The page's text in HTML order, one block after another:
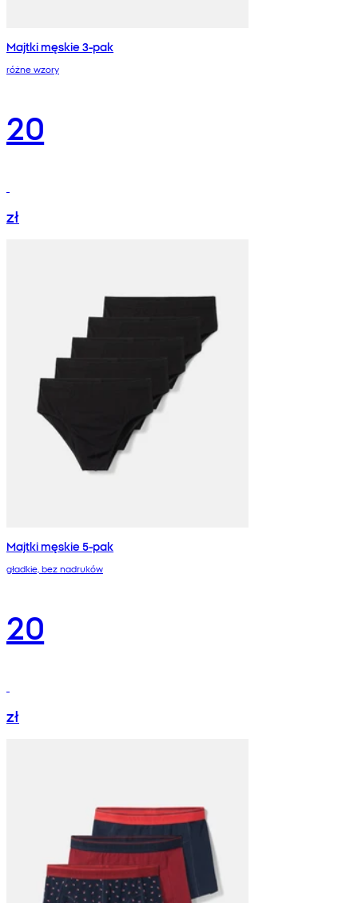
Majtki męskie 3-pak
różne wzory
20
zł
Majtki męskie 5-pak
gładkie, bez nadruków
20
zł